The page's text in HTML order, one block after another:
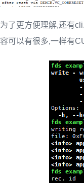
为了更方便理解,还有
容可以有很多,一样有